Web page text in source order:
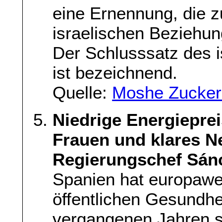
eine Ernennung, die
israelischen
Der Schlusssatz des
ist bezeichnend.
Quelle: Moshe
Niedrige
Frauen und klares
Regierungschef
Spanien hat
öffentlichen